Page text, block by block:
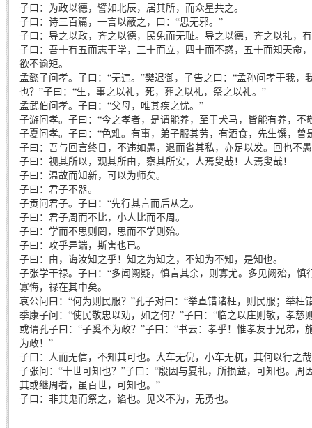
子曰：为政以德，譬如北辰，居其所，而众星共之。
子曰：诗三百篇，一言以蔽之，曰：“思无邪。”
子曰：导之以政，齐之以德，民免而无耻。导之以德，齐之以礼，
子曰：吾十有五而志于学，三十而立，四十而不惑，五十而知天命
欲不逾矩。
孟懿子问孝。子曰：“无违。”樊迟御，子告之曰：“孟孙问孝于我，
也？”子曰：“生，事之以礼，死，葬之以礼，祭之以礼。”
孟武伯问孝。子曰：“父母，唯其疾之忧。”
子游问孝。子曰：“今之孝者，是谓能养，至于犬马，皆能有养，不
子夏问孝。子曰：“色难。有事，弟子服其劳，有酒食，先生馔，曾
子曰：吾与回言终日，不违如愚，退而省其私，亦足以发。回也不
子曰：视其所以，观其所由，察其所安，人焉叟哉！人焉叟哉！
子曰：温故而知新，可以为师矣。
子曰：君子不器。
子贡问君子。子曰：“先行其言而后从之。
子曰：君子周而不比，小人比而不周。
子曰：学而不思则罔，思而不学则殆。
子曰：攻乎异端，斯害也已。
子曰：由，诲汝知之乎！知之为知之，不知为不知，是知也。
子张学干禄。子曰：“多闻阙疑，慎言其余，则寡尤。多见阙殆，慎
寡悔，禄在其中矣。
哀公问曰：“何为则民服？”孔子对曰：“举直错诸枉，则民服；举枉
季康子问：“使民敬忠以劝，如之何？”子曰：“临之以庄则敬，孝慈
或谓孔子曰：“子奚不为政？”子曰：“书云：孝乎！惟孝友于兄弟，
为政！”
子曰：人而无信，不知其可也。大车无倪，小车无杌，其何以行之
子张问：“十世可知也？”子曰：“殷因与夏礼，所损益，可知也。周
其或继周者，虽百世，可知也。”
子曰：非其鬼而祭之，谄也。见义不为，无勇也。